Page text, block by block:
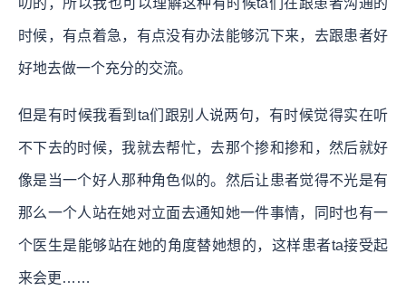
叨的，所以我也可以理解这种有时候ta们在跟患者沟通的
时候，有点着急，有点没有办法能够沉下来，去跟患者好
好地去做一个充分的交流。
但是有时候我看到ta们跟别人说两句，有时候觉得实在听
不下去的时候，我就去帮忙，去那个掺和掺和，然后就好
像是当一个好人那种角色似的。然后让患者觉得不光是有
那么一个人站在她对立面去通知她一件事情，同时也有一
个医生是能够站在她的角度替她想的，这样患者ta接受起
来会更……